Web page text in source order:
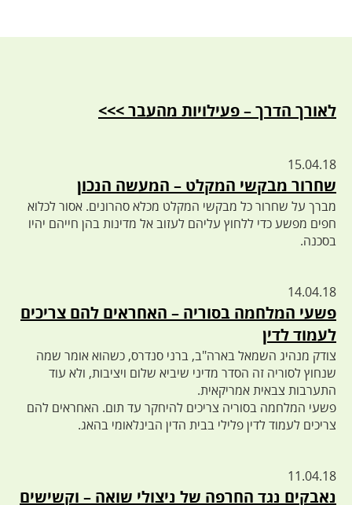
לאורך הדרך – פעילויות מהעבר >>>
15.04.18
שחרור מבקשי המקלט – המעשה הנכון
מברך על שחרור כל מבקשי המקלט מכלא סהרונים. אסור לכלוא
חפים מפשע כדי ללחוץ עליהם לעזוב אל מדינות בהן חייהם יהיו
בסכנה.
14.04.18
פשעי המלחמה בסוריה – האחראים להם צריכים
לעמוד לדין
צודק מנהיג השמאל בארה"ב, ברני סנדרס, כשהוא אומר שמה
שנחוץ לסוריה זה הסדר מדיני שיביא שלום ויציבות, ולא עוד
התערבות צבאית אמריקאית.
פשעי המלחמה בסוריה צריכים להיחקר עד תום. האחראים להם
צריכים לעמוד לדין פלילי בבית הדין הבינלאומי בהאג.
11.04.18
נאבקים נגד החרפה של ניצולי שואה – וקשישים